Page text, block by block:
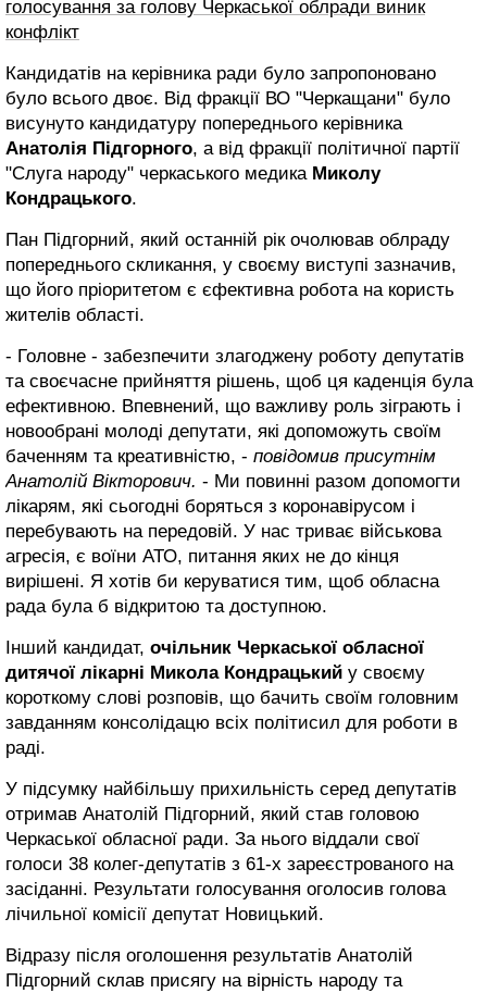
голосування за голову Черкаської облради виник
конфлікт
Кандидатів на керівника ради було запропоновано
було всього двоє. Від фракції ВО "Черкащани" було
висунуто кандидатуру попереднього керівника
Анатолія Підгорного, а від фракції політичної партії
"Слуга народу" черкаського медика Миколу
Кондрацького.
Пан Підгорний, який останній рік очолював облраду
попереднього скликання, у своєму виступі зазначив,
що його пріоритетом є єфективна робота на користь
жителів області.
- Головне - забезпечити злагоджену роботу депутатів
та своєчасне прийняття рішень, щоб ця каденція була
ефективною. Впевнений, що важливу роль зіграють і
новообрані молоді депутати, які допоможуть своїм
баченням та креативністю, - повідомив присутнім
Анатолій Вікторович. - Ми повинні разом допомогти
лікарям, які сьогодні боряться з коронавірусом і
перебувають на передовій. У нас триває військова
агресія, є воїни АТО, питання яких не до кінця
вирішені. Я хотів би керуватися тим, щоб обласна
рада була б відкритою та доступною.
Інший кандидат, очільник Черкаської обласної
дитячої лікарні Микола Кондрацький у своєму
короткому слові розповів, що бачить своїм головним
завданням консолідацю всіх політисил для роботи в
раді.
У підсумку найбільшу прихильність серед депутатів
отримав Анатолій Підгорний, який став головою
Черкаської обласної ради. За нього віддали свої
голоси 38 колег-депутатів з 61-х зареєстрованого на
засіданні. Результати голосування оголосив голова
лічильної комісії депутат Новицький.
Відразу після оголошення результатів Анатолій
Підгорний склав присягу на вірність народу та